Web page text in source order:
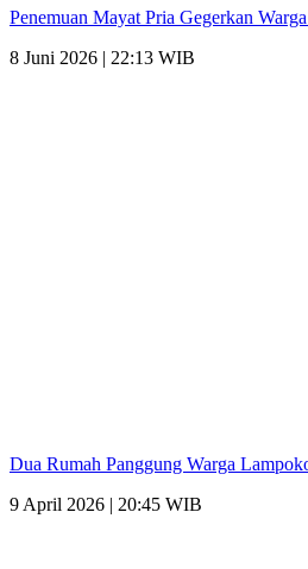
Penemuan Mayat Pria Gegerkan
8 Juni 2026 | 22:13 WIB
Dua Rumah Panggung Warga
9 April 2026 | 20:45 WIB